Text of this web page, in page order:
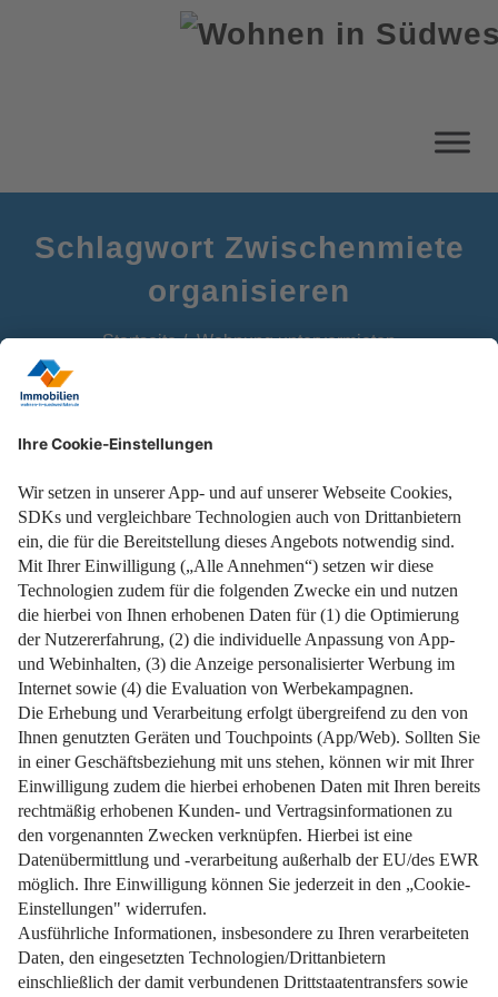
Schlagwort Zwischenmiete
organisieren
Startseite Wohnung untervermieten
Erfahren Sie, wie Sie durch Untervermietung Kosten sparen
und rechtlich abgesichert bleiben.
Weiterlesen
Impressum Datenschutz Nutzungsbedingungen
Pflichtinformationen AGB Über uns Bildquellen
Barrierefreiheit Widerrufsformular